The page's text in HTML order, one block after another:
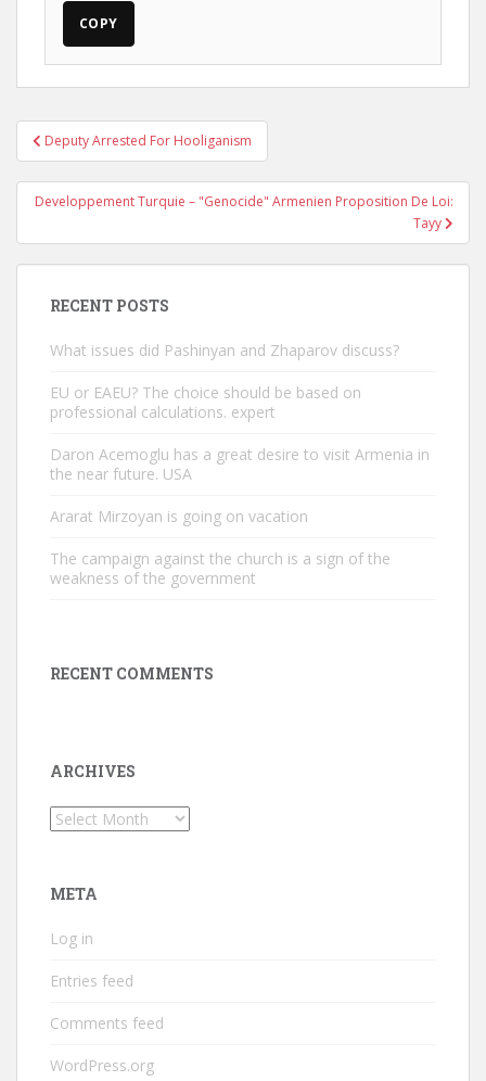
COPY
Post
navigation
Deputy Arrested For Hooliganism
Developpement Turquie – "Genocide" Armenien Proposition De Loi:
Tayy
RECENT POSTS
What issues did Pashinyan and Zhaparov discuss?
EU or EAEU? The choice should be based on
professional calculations. expert
Daron Acemoglu has a great desire to visit Armenia in
the near future. USA
Ararat Mirzoyan is going on vacation
The campaign against the church is a sign of the
weakness of the government
RECENT COMMENTS
ARCHIVES
Archives
META
Log in
Entries feed
Comments feed
WordPress.org